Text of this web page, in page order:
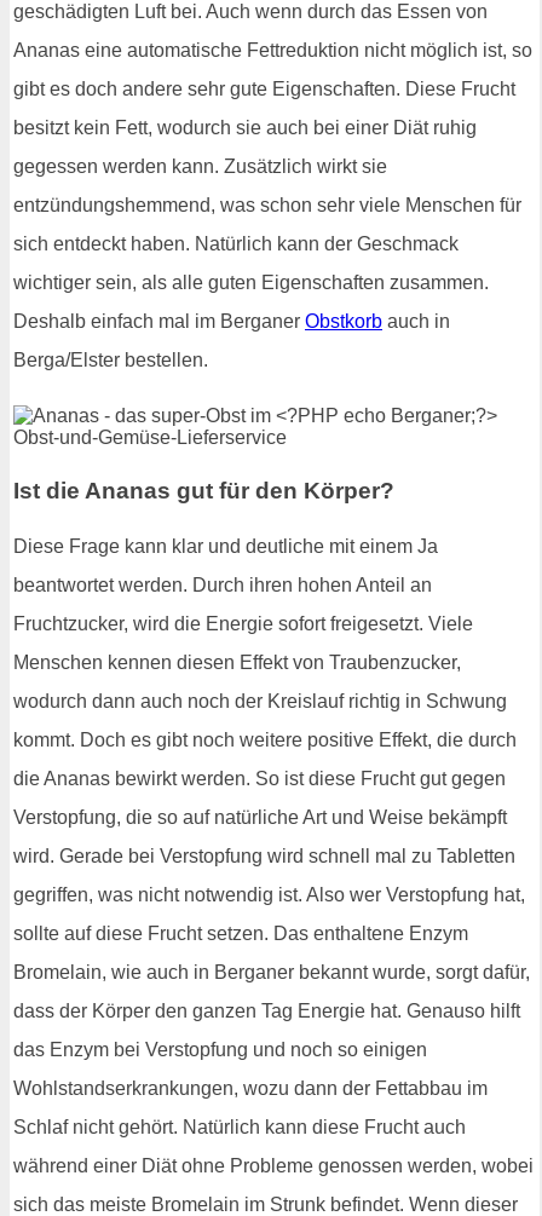
geschädigten Luft bei. Auch wenn durch das Essen von
Ananas eine automatische Fettreduktion nicht möglich ist, so
gibt es doch andere sehr gute Eigenschaften. Diese Frucht
besitzt kein Fett, wodurch sie auch bei einer Diät ruhig
gegessen werden kann. Zusätzlich wirkt sie
entzündungshemmend, was schon sehr viele Menschen für
sich entdeckt haben. Natürlich kann der Geschmack
wichtiger sein, als alle guten Eigenschaften zusammen.
Deshalb einfach mal im Berganer Obstkorb auch in
Berga/Elster bestellen.
Ist die Ananas gut für den Körper?
Diese Frage kann klar und deutliche mit einem Ja
beantwortet werden. Durch ihren hohen Anteil an
Fruchtzucker, wird die Energie sofort freigesetzt. Viele
Menschen kennen diesen Effekt von Traubenzucker,
wodurch dann auch noch der Kreislauf richtig in Schwung
kommt. Doch es gibt noch weitere positive Effekt, die durch
die Ananas bewirkt werden. So ist diese Frucht gut gegen
Verstopfung, die so auf natürliche Art und Weise bekämpft
wird. Gerade bei Verstopfung wird schnell mal zu Tabletten
gegriffen, was nicht notwendig ist. Also wer Verstopfung hat,
sollte auf diese Frucht setzen. Das enthaltene Enzym
Bromelain, wie auch in Berganer bekannt wurde, sorgt dafür,
dass der Körper den ganzen Tag Energie hat. Genauso hilft
das Enzym bei Verstopfung und noch so einigen
Wohlstandserkrankungen, wozu dann der Fettabbau im
Schlaf nicht gehört. Natürlich kann diese Frucht auch
während einer Diät ohne Probleme genossen werden, wobei
sich das meiste Bromelain im Strunk befindet. Wenn dieser